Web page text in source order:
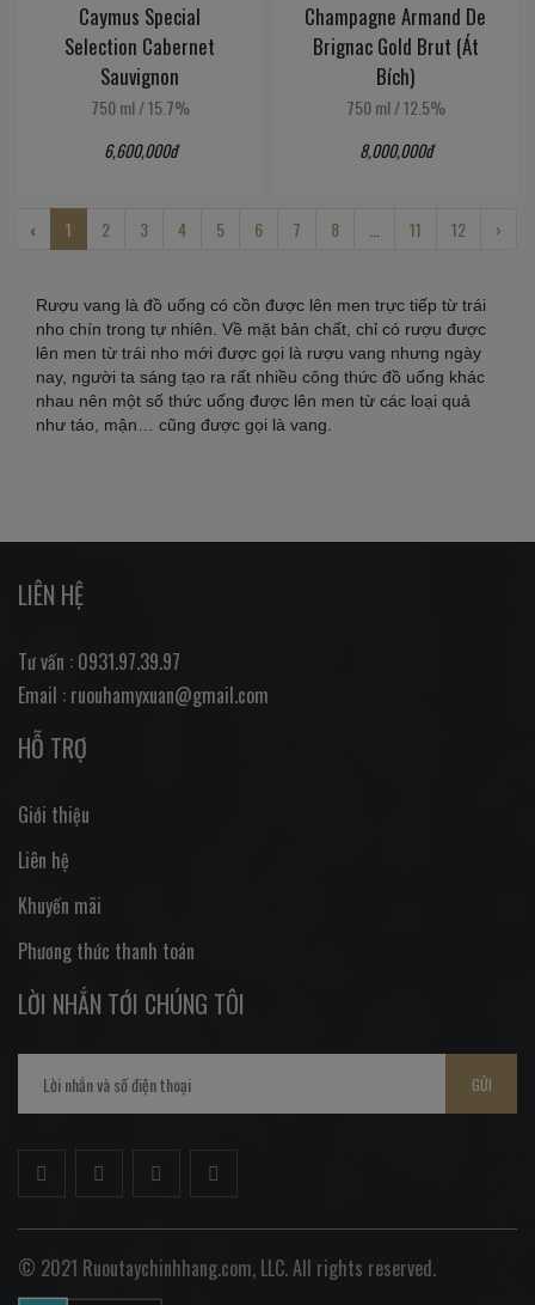
Caymus Special
Selection Cabernet
Sauvignon
750 ml /15.7%
6,600,000đ
Champagne Armand De
Brignac Gold Brut (Át
Bích)
750 ml /12.5%
8,000,000đ
‹ 1 2 3 4 5 6 7 8 11 12 ›
Rượu vang là đồ uống có cồn được lên men trực tiếp từ trái
nho chín trong tự nhiên. Về mặt bản chất, chỉ có rượu được
lên men từ trái nho mới được gọi là rượu vang nhưng ngày
nay, người ta sáng tạo ra rất nhiều công thức đồ uống khác
nhau nên một số thức uống được lên men từ các loại quả
như táo, mận… cũng được gọi là vang.
LIÊN HỆ
Tư vấn : 0931.97.39.97
Email : ruouhamyxuan@gmail.com
HỖ TRỢ
Giới thiệu
Liên hệ
Khuyến mãi
Phương thức thanh toán
LỜI NHẮN TỚI CHÚNG TÔI
GỬI
© 2021 Ruoutaychinhhang.com, LLC. All rights reserved.